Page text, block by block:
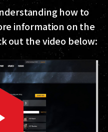
how to
information on the
out the video below: